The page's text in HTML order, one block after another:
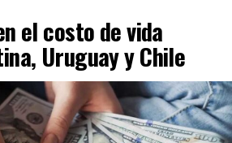
el costo de vida
Uruguay y Chile